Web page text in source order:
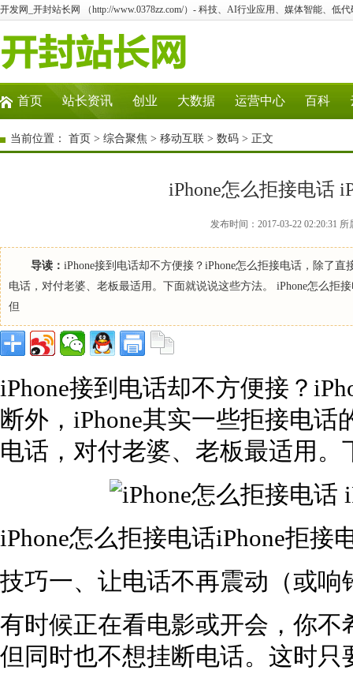
开发网_开封站长网 （http://www.0378zz.com/）- 科技、AI行业应用、媒体智能、低
首页 站长资讯 创业 大数据 运营中心 百科
当前位置： 首页 > 综合聚焦 > 移动互联 > 数码 > 正文
iPhone怎么拒接电话
发布时间：2017-03-22 02:20:31
导读： iPhone接到电话却不方便接？iPhone怎么拒接电话，除了
电话，对付老婆、老板最适用。下面就说说这些方法。 iPhone怎么拒
但
iPhone接到电话却不方便接？
断外，iPhone其实一些拒接电
电话，对付老婆、老板最适用
iPhone怎么拒接电话iPhone拒接
技巧一、让电话不再震动（或
有时候正在看电影或开会，你
但同时也不想挂断电话。这时只